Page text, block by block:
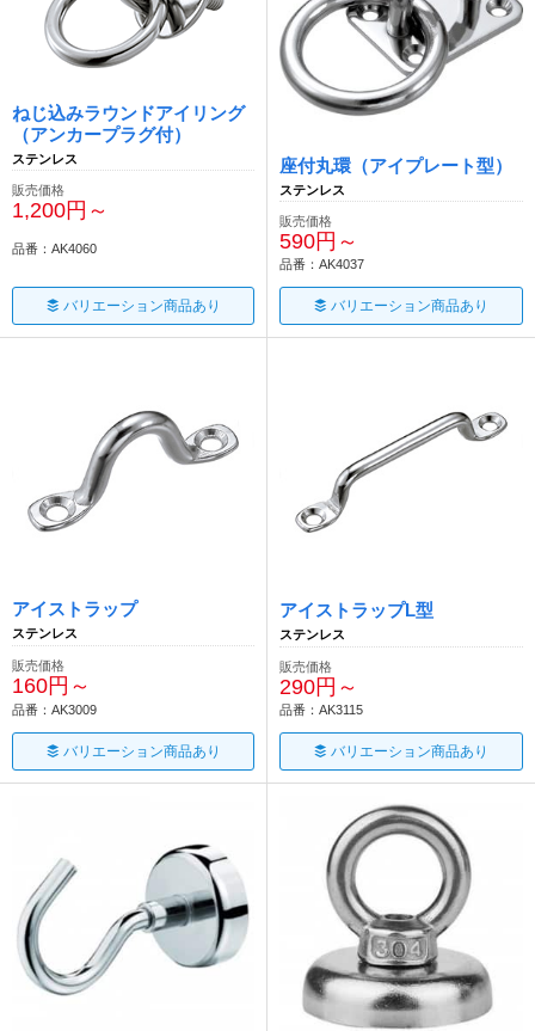
ねじ込みラウンドアイリング
（アンカープラグ付）
ステンレス
販売価格
1,200円～
品番：AK4060
バリエーション商品あり
座付丸環（アイプレート型）
ステンレス
販売価格
590円～
品番：AK4037
バリエーション商品あり
アイストラップ
ステンレス
販売価格
160円～
品番：AK3009
バリエーション商品あり
アイストラップL型
ステンレス
販売価格
290円～
品番：AK3115
バリエーション商品あり